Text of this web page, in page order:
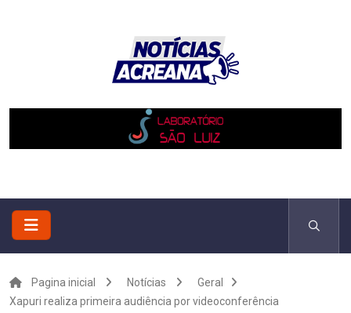
Pagina inicial Notícias
Geral
Xapuri realiza primeira audiência por videoconferência